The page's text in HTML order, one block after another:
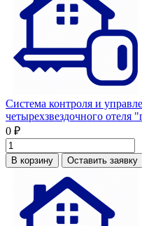
Система контроля и
четырехзвездочного отеля
0 ₽
В корзину Оставить заявку